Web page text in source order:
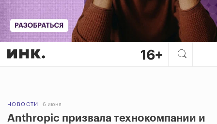
НОВОСТИ 6 июня
Anthropic призвала технокомпании и